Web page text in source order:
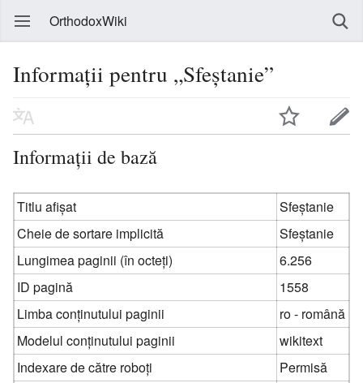
OrthodoxWiki
Informații pentru „Sfeștanie”
Informații de bază
Titlu afișat
Sfeștanie
Cheie de sortare implicită
Sfeștanie
Lungimea paginii (în octeți)
6.256
ID pagină
1558
Limba conținutului paginii
ro - română
Modelul conținutului paginii
wikitext
Indexare de către roboți
Permisă